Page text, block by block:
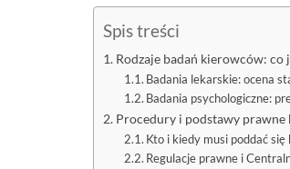
Spis treści
Rodzaje badań kierowców: co
Badania lekarskie: ocena
Badania psychologiczne:
Procedury i podstawy
Kto i kiedy musi poddać się
Regulacje prawne i